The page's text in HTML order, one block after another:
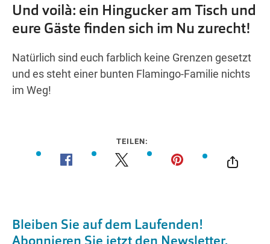
Und voilà: ein Hingucker am Tisch und
eure Gäste finden sich im Nu zurecht!
Natürlich sind euch farblich keine Grenzen gesetzt
und es steht einer bunten Flamingo-Familie nichts
im Weg!
TEILEN: